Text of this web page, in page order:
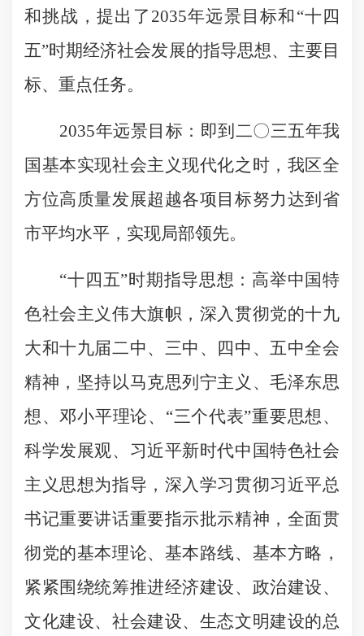
和挑战，提出了2035年远景目标和“十四
五”时期经济社会发展的指导思想、主要目
标、重点任务。
2035年远景目标：即到二〇三五年我
国基本实现社会主义现代化之时，我区全
方位高质量发展超越各项目标努力达到省
市平均水平，实现局部领先。
“十四五”时期指导思想：高举中国特
色社会主义伟大旗帜，深入贯彻党的十九
大和十九届二中、三中、四中、五中全会
精神，坚持以马克思列宁主义、毛泽东思
想、邓小平理论、“三个代表”重要思想、
科学发展观、习近平新时代中国特色社会
主义思想为指导，深入学习贯彻习近平总
书记重要讲话重要指示批示精神，全面贯
彻党的基本理论、基本路线、基本方略，
紧紧围绕统筹推进经济建设、政治建设、
文化建设、社会建设、生态文明建设的总